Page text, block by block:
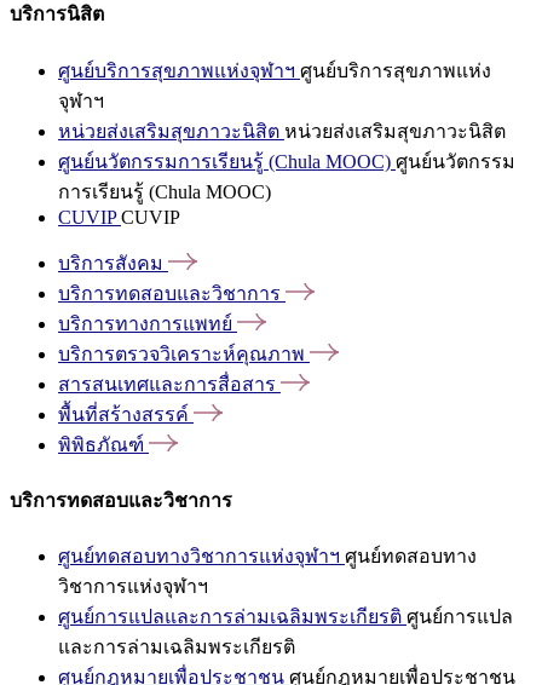
บริการนิสิต
ศูนย์บริการสุขภาพแห่งจุฬาฯ ศูนย์บริการสุขภาพแห่ง
จุฬาฯ
หน่วยส่งเสริมสุขภาวะนิสิต หน่วยส่งเสริมสุขภาวะนิสิต
ศูนย์นวัตกรรมการเรียนรู้ (Chula MOOC) ศูนย์นวัตกรรม
การเรียนรู้ (Chula MOOC)
CUVIPCUVIP
บริการสังคม
บริการทดสอบและวิชาการ
บริการทางการแพทย์
บริการตรวจวิเคราะห์คุณภาพ
สารสนเทศและการสื่อสาร
พื้นที่สร้างสรรค์
พิพิธภัณฑ์
บริการทดสอบและวิชาการ
ศูนย์ทดสอบทางวิชาการแห่งจุฬาฯ ศูนย์ทดสอบทาง
วิชาการแห่งจุฬาฯ
ศูนย์การแปลและการล่ามเฉลิมพระเกียรติ ศูนย์การแปล
และการล่ามเฉลิมพระเกียรติ
ศูนย์กฎหมายเพื่อประชาชน ศูนย์กฎหมายเพื่อประชาชน